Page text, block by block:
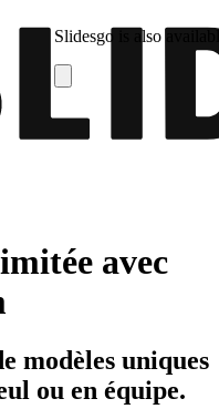
Slidesgo is also
avec
modèles uniques
ou en équipe.